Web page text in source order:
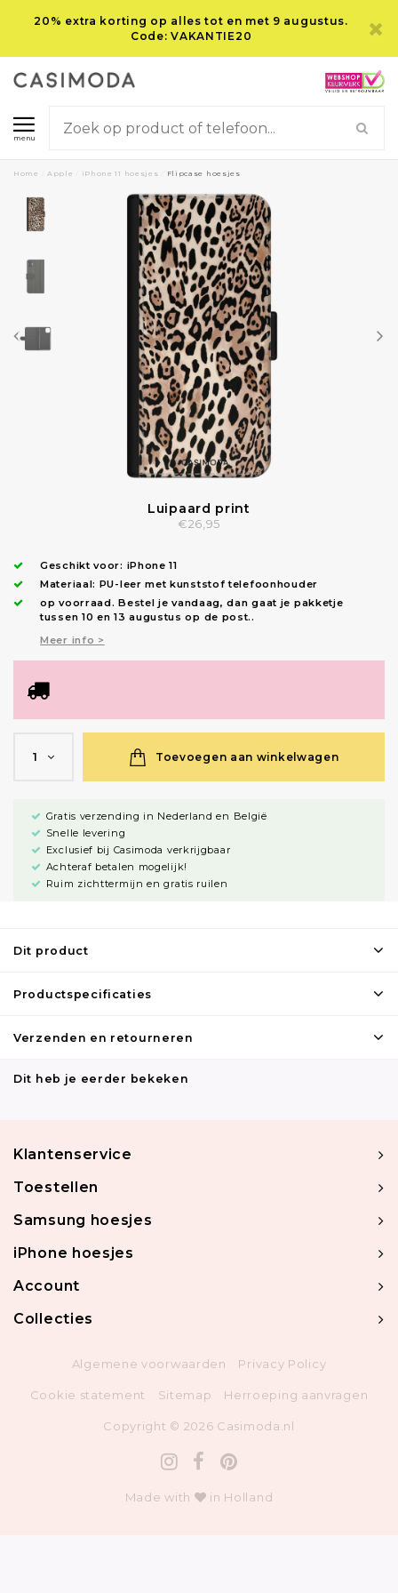
20% extra korting op alles tot en met 9 augustus.
Code: VAKANTIE20
menu
Home Apple iPhone 11 hoesjes Flipcase hoesjes
Luipaard print
€26,95
Geschikt voor: iPhone 11
Materiaal: PU-leer met kunststof telefoonhouder
op voorraad.Bestel je vandaag, dan gaat je pakketje
tussen 10 en 13 augustus op de post..
Meer info >
1 Toevoegen aan winkelwagen
Gratis verzending in Nederland en België
Snelle levering
Exclusief bij Casimoda verkrijgbaar
Achteraf betalen mogelijk!
Ruim zichttermijn en gratis ruilen
Dit product
Productspecificaties
Verzenden en retourneren
Dit heb je eerder bekeken
Klantenservice
Toestellen
Samsung hoesjes
iPhone hoesjes
Account
Collecties
Algemene voorwaarden Privacy Policy
Cookie statement Sitemap Herroeping aanvragen
Copyright © 2026 Casimoda.nl
Made with in Holland